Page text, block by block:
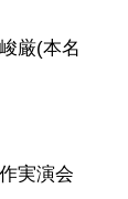
厳(本名
実演会